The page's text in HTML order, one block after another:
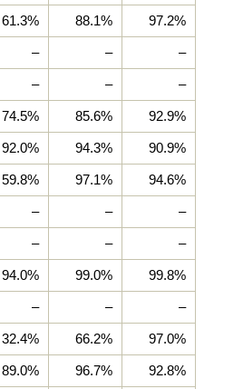
61.3% 88.1% 97.2%
– – –
– – –
74.5% 85.6% 92.9%
92.0% 94.3% 90.9%
59.8% 97.1% 94.6%
– – –
– – –
94.0% 99.0% 99.8%
– – –
32.4% 66.2% 97.0%
89.0% 96.7% 92.8%